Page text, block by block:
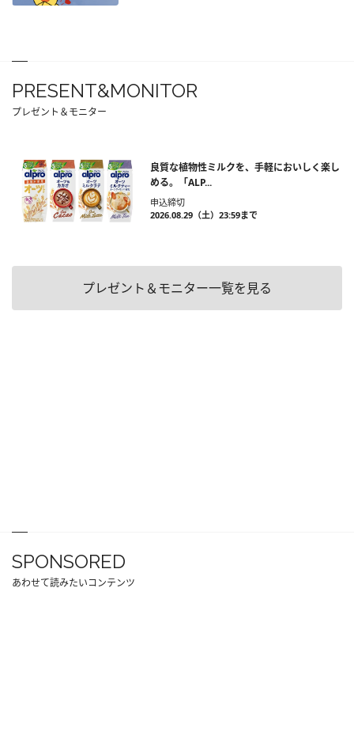
PRESENT&MONITOR
プレゼント＆モニター
良質な植物性ミルクを、手軽においしく楽し
める。「ALP...
申込締切
2026.08.29（土）23:59まで
プレゼント＆モニター一覧を見る
SPONSORED
あわせて読みたいコンテンツ